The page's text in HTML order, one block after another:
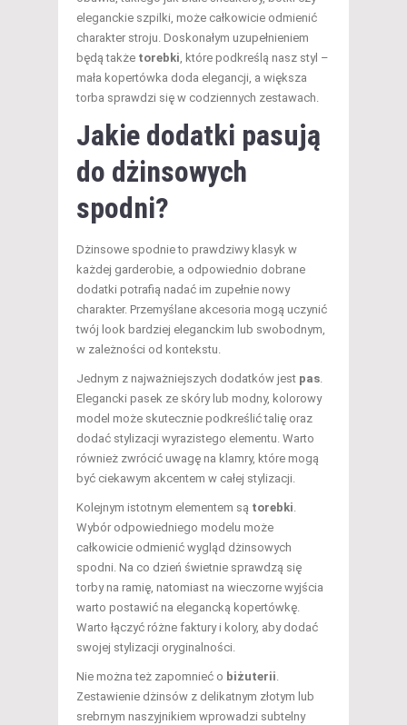
eleganckie szpilki, może całkowicie odmienić
charakter stroju. Doskonałym uzupełnieniem
będą także torebki , które podkreślą nasz styl –
mała kopertówka doda elegancji, a większa
torba sprawdzi się w codziennych zestawach.
Jakie dodatki pasują
do dżinsowych
spodni?
Dżinsowe spodnie to prawdziwy klasyk w
każdej garderobie, a odpowiednio dobrane
dodatki potrafią nadać im zupełnie nowy
charakter. Przemyślane akcesoria mogą uczynić
twój look bardziej eleganckim lub swobodnym,
w zależności od kontekstu.
Jednym z najważniejszych dodatków jest pas
Elegancki pasek ze skóry lub modny, kolorowy
model może skutecznie podkreślić talię oraz
dodać stylizacji wyrazistego elementu. Warto
również zwrócić uwagę na klamry, które mogą
być ciekawym akcentem w całej stylizacji.
Kolejnym istotnym elementem są torebki
Wybór odpowiedniego modelu może
całkowicie odmienić wygląd dżinsowych
spodni. Na co dzień świetnie sprawdzą się
torby na ramię, natomiast na wieczorne wyjścia
warto postawić na elegancką kopertówkę.
Warto łączyć różne faktury i kolory, aby dodać
swojej stylizacji oryginalności.
Nie można też zapomnieć o biżuterii
Zestawienie dżinsów z delikatnym złotym lub
srebrnym naszyjnikiem wprowadzi subtelny